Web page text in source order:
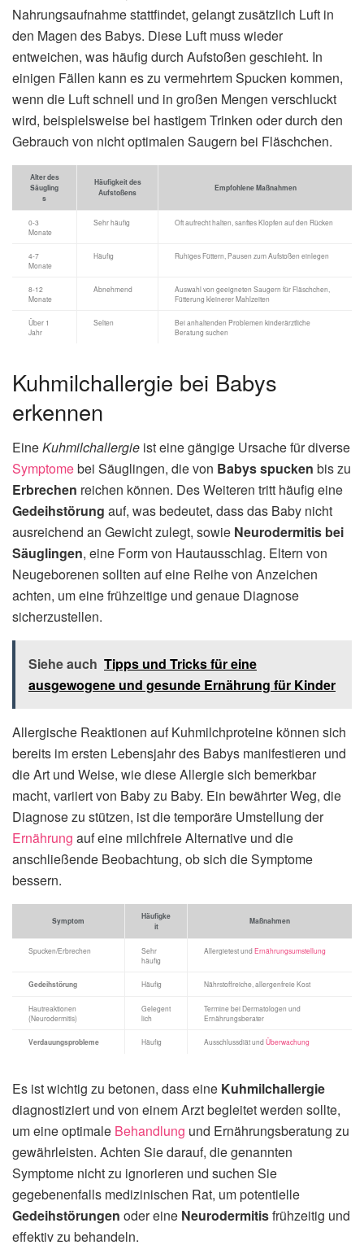
Nahrungsaufnahme stattfindet, gelangt zusätzlich Luft in
den Magen des Babys. Diese Luft muss wieder
entweichen, was häufig durch Aufstoßen geschieht. In
einigen Fällen kann es zu vermehrtem Spucken kommen,
wenn die Luft schnell und in großen Mengen verschluckt
wird, beispielsweise bei hastigem Trinken oder durch den
Gebrauch von nicht optimalen Saugern bei Fläschchen.
Alter des
Säugling
s
Häufigkeit des
Aufstoßens
Empfohlene Maßnahmen
0-3
Monate
Sehr häufig Oft aufrecht halten, sanftes Klopfen auf den Rücken
4-7
Monate
Häufig Ruhiges Füttern, Pausen zum Aufstoßen einlegen
8-12
Monate
Abnehmend
Auswahl von geeigneten Saugern für Fläschchen,
Fütterung kleinerer Mahlzeiten
Über 1
Jahr
Selten
Bei anhaltenden Problemen kinderärztliche
Beratung suchen
Kuhmilchallergie bei Babys
erkennen
EineKuhmilchallergie ist eine gängige Ursache für diverse
Symptomebei Säuglingen, die von Babys spucken bis zu
Erbrechen reichen können. Des Weiteren tritt häufig eine
Gedeihstörung auf, was bedeutet, dass das Baby nicht
ausreichend an Gewicht zulegt, sowie Neurodermitis bei
Säuglingen, eine Form von Hautausschlag. Eltern von
Neugeborenen sollten auf eine Reihe von Anzeichen
achten, um eine frühzeitige und genaue Diagnose
sicherzustellen.
Siehe auch Tipps und Tricks für eine
ausgewogene und gesunde Ernährung für Kinder
Allergische Reaktionen auf Kuhmilchproteine können sich
bereits im ersten Lebensjahr des Babys manifestieren und
die Art und Weise, wie diese Allergie sich bemerkbar
macht, variiert von Baby zu Baby. Ein bewährter Weg, die
Diagnose zu stützen, ist die temporäre Umstellung der
Ernährung auf eine milchfreie Alternative und die
anschließende Beobachtung, ob sich die Symptome
bessern.
Symptom
Häufigke
it
Maßnahmen
Spucken/Erbrechen
Sehr
häufig
Allergietest undErnährungsumstellung
Gedeihstörung Häufig Nährstoffreiche, allergenfreie Kost
Hautreaktionen
(Neurodermitis)
Gelegent
lich
Termine bei Dermatologen und
Ernährungsberater
Verdauungsprobleme Häufig Ausschlussdiät undÜberwachung
Es ist wichtig zu betonen, dass eine Kuhmilchallergie
diagnostiziert und von einem Arzt begleitet werden sollte,
um eine optimale Behandlung und Ernährungsberatung zu
gewährleisten. Achten Sie darauf, die genannten
Symptome nicht zu ignorieren und suchen Sie
gegebenenfalls medizinischen Rat, um potentielle
Gedeihstörungen oder eine Neurodermitisfrühzeitig und
effektiv zu behandeln.